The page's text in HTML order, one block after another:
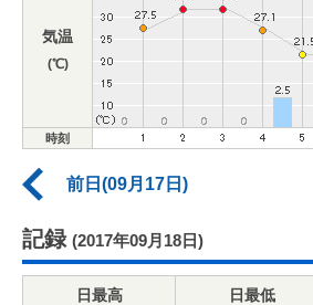
気温
(℃)
時刻
前日(09月17日)
記録 (2017年09月18日)
日最高
日最低